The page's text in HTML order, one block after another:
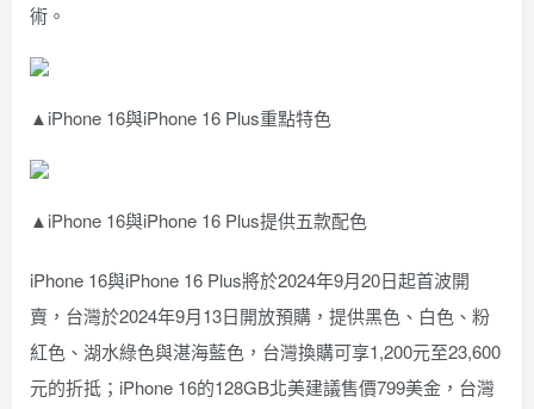
術。
▲iPhone 16與iPhone 16 Plus重點特色
▲iPhone 16與iPhone 16 Plus提供五款配色
iPhone 16與iPhone 16 Plus將於2024年9月20日起首波開
賣，台灣於2024年9月13日開放預購，提供黑色、白色、粉
紅色、湖水綠色與湛海藍色，台灣換購可享1,200元至23,600
元的折抵；iPhone 16的128GB北美建議售價799美金，台灣